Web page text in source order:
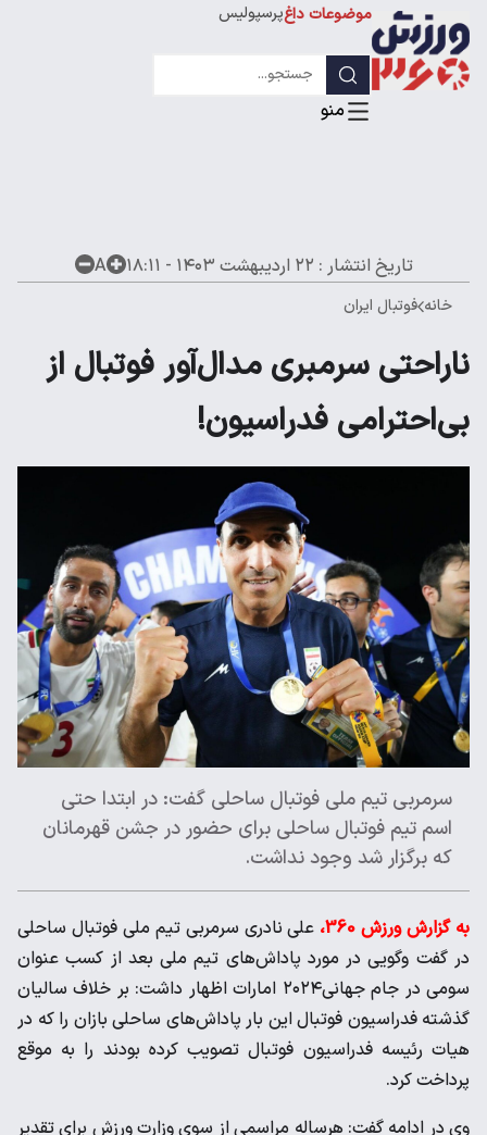
موضوعات داغپرسپولیس
لیگ قهرمانان
تاریخ انتشار : ۲۲ اردیبهشت ۱۴۰۳ - ۱۸:۱۱ A
خانه فوتبال ایران
ناراحتی سرمبری مدال‌آور فوتبال از
بی‌احترامی فدراسیون!
سرمربی تیم ملی فوتبال ساحلی گفت: در ابتدا حتی
اسم تیم فوتبال ساحلی برای حضور در جشن قهرمانان
که برگزار شد وجود نداشت.
به گزارش ورزش 360،
علی نادری سرمربی تیم ملی فوتبال ساحلی
در گفت وگویی در مورد پاداش‌های تیم‌ ملی بعد از کسب عنوان
سومی در جام جهانی۲۰۲۴ امارات اظهار داشت: بر خلاف سالیان
گذشته فدراسیون فوتبال این بار پاداش‌های ساحلی بازان را که در
هیات رئیسه فدراسیون فوتبال تصویب کرده بودند را به موقع
پرداخت کرد.
وی در ادامه گفت: هرساله مراسمی از سوی وزارت ورزش برای تقدیر